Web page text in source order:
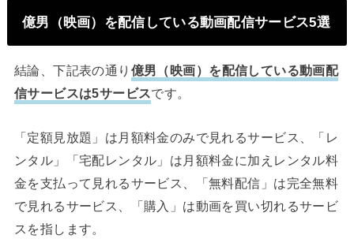
億男（映画）を配信している動画配信サービス5選
結論、下記表の通り 億男（映画）を配信している動画配
信サービスは5サービスです。
「定額見放題」は月額料金のみで見れるサービス、「レ
ンタル」「宅配レンタル」は月額料金に加えレンタル料
金を支払って見れるサービス、「無料配信」は完全無料
で見れるサービス、「購入」は動画を買い切れるサービ
スを指します。